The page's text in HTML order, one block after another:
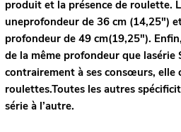
produit et la présence de roulette.
uneprofondeur de 36 cm (14,25")
profondeur de 49 cm(19,25").
de la même profondeur que lasérie
contrairement à ses consœurs, elle
roulettes.Toutes les autres
série à l’autre.